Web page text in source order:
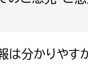
は分かりやす